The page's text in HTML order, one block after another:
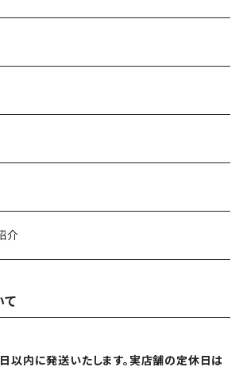
介
て
以内に発送いたします。実店舗の定休日は